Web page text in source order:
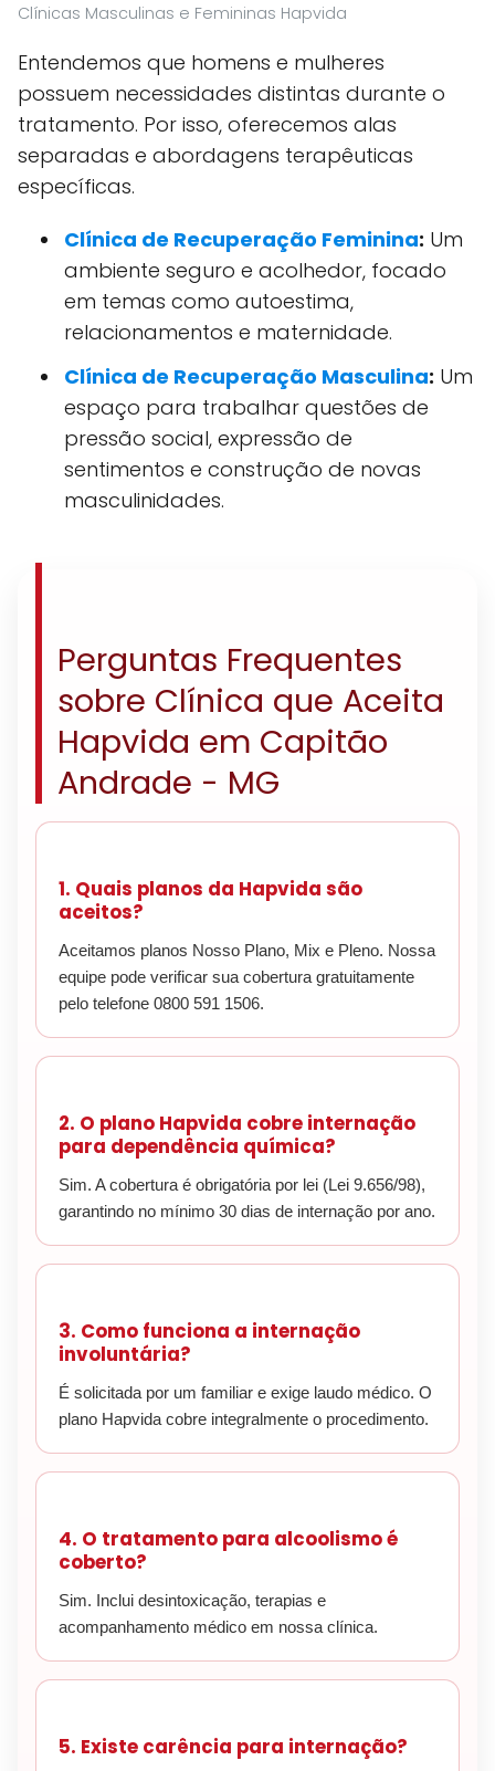
Clínicas Masculinas e Femininas Hapvida
Entendemos que homens e mulheres
possuem necessidades distintas durante o
tratamento. Por isso, oferecemos alas
separadas e abordagens terapêuticas
específicas.
Clínica de Recuperação Feminina: Um
ambiente seguro e acolhedor, focado
em temas como autoestima,
relacionamentos e maternidade.
Clínica de Recuperação Masculina: Um
espaço para trabalhar questões de
pressão social, expressão de
sentimentos e construção de novas
masculinidades.
Perguntas Frequentes
sobre Clínica que Aceita
Hapvida em Capitão
Andrade - MG
1. Quais planos da Hapvida são
aceitos?
Aceitamos planos Nosso Plano, Mix e Pleno. Nossa
equipe pode verificar sua cobertura gratuitamente
pelo telefone 0800 591 1506.
2. O plano Hapvida cobre internação
para dependência química?
Sim. A cobertura é obrigatória por lei (Lei 9.656/98),
garantindo no mínimo 30 dias de internação por ano.
3. Como funciona a internação
involuntária?
É solicitada por um familiar e exige laudo médico. O
plano Hapvida cobre integralmente o procedimento.
4. O tratamento para alcoolismo é
coberto?
Sim. Inclui desintoxicação, terapias e
acompanhamento médico em nossa clínica.
5. Existe carência para internação?